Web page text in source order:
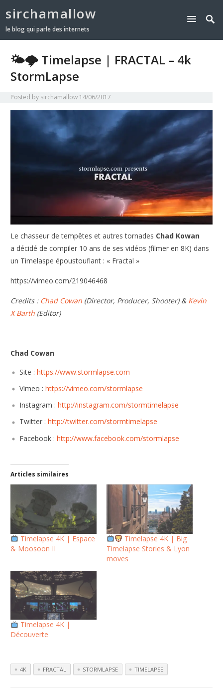
sirchamallow
le blog qui parle des internets
🌤🌩 Timelapse | FRACTAL – 4k
StormLapse
Posted by sirchamallow 14/06/2017
Le chasseur de tempêtes et autres tornades Chad Kowan
a décidé de compiler 10 ans de ses vidéos (filmer en 8K) dans
un Timelaspe époustouflant : « Fractal »
https://vimeo.com/219046468
Credits : Chad Cowan (Director, Producer, Shooter) & Kevin
X Barth (Editor)
Chad Cowan
Site :https://www.stormlapse.com
Vimeo :https://vimeo.com/stormlapse
Instagram :http://instagram.com/stormtimelapse
Twitter :http://twitter.com/stormtimelapse
Facebook :http://www.facebook.com/stormlapse
Articles similaires
Timelapse 4K | Espace
& Moosoon II
Timelapse 4K | Big
Timelapse Stories & Lyon
moves
Timelapse 4K |
Découverte
4K FRACTAL STORMLAPSE TIMELAPSE